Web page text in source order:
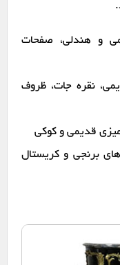
و هندلی، صفحات
نقره جات، ظروف
قدیمی و کوکی
برنجی و کریستال